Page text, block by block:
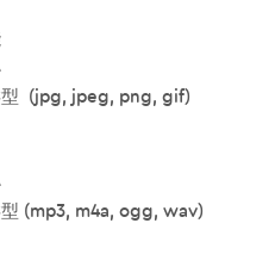
型 (jpg, jpeg, png, gif)
(mp3, m4a, ogg, wav)